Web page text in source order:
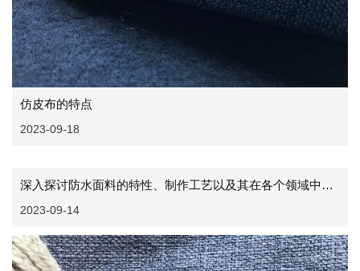
仿皮布的特点
2023-09-18
深入探讨防水面料的特性、制作工艺以及其在各个领域中的重要性
2023-09-14